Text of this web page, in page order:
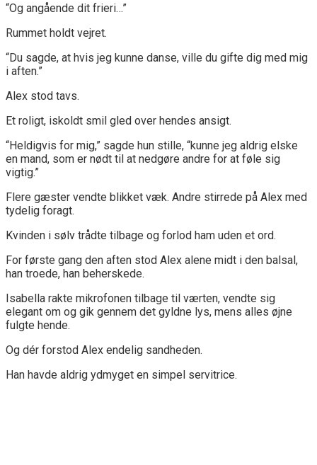
“Og angående dit frieri…”
Rummet holdt vejret.
“Du sagde, at hvis jeg kunne danse, ville du gifte dig med mig
i aften.”
Alex stod tavs.
Et roligt, iskoldt smil gled over hendes ansigt.
“Heldigvis for mig,” sagde hun stille, “kunne jeg aldrig elske
en mand, som er nødt til at nedgøre andre for at føle sig
vigtig.”
Flere gæster vendte blikket væk. Andre stirrede på Alex med
tydelig foragt.
Kvinden i sølv trådte tilbage og forlod ham uden et ord.
For første gang den aften stod Alex alene midt i den balsal,
han troede, han beherskede.
Isabella rakte mikrofonen tilbage til værten, vendte sig
elegant om og gik gennem det gyldne lys, mens alles øjne
fulgte hende.
Og dér forstod Alex endelig sandheden.
Han havde aldrig ydmyget en simpel servitrice.